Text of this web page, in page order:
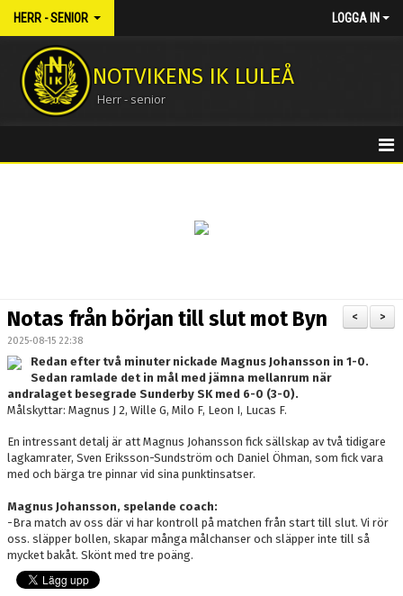
HERR - SENIOR LOGGA IN
NOTVIKENS IK LULEÅ
Herr - senior
TRUPPEN
BILDGALLERI
DOKUMENT
KONTAKT
MATCHFAKTA
>
<
Notas från början till slut mot Byn
2025-08-15 22:38
Redan efter två minuter nickade Magnus Johansson in 1-0.
Sedan ramlade det in mål med jämna mellanrum när
andralaget besegrade Sunderby SK med 6-0 (3-0).
Målskyttar: Magnus J 2, Wille G, Milo F, Leon I, Lucas F.
En intressant detalj är att Magnus Johansson fick sällskap av två tidigare
lagkamrater, Sven Eriksson-Sundström och Daniel Öhman, som fick vara
med och bärga tre pinnar vid sina punktinsatser.
Magnus Johansson, spelande coach:
-Bra match av oss där vi har kontroll på matchen från start till slut. Vi rör
oss. släpper bollen, skapar många målchanser och släpper inte till så
mycket bakåt. Skönt med tre poäng.